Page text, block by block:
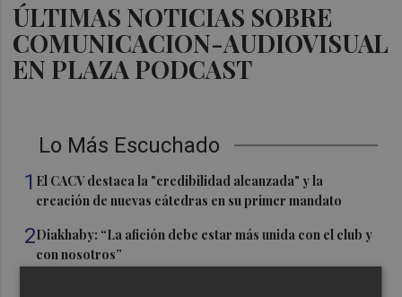
ÚLTIMAS NOTICIAS SOBRE
COMUNICACION-AUDIOVISUAL
EN PLAZA PODCAST
Lo Más Escuchado
1 El CACV destaca la "credibilidad alcanzada" y la
creación de nuevas cátedras en su primer mandato
2Diakhaby: “La afición debe estar más unida con el club y
con nosotros”